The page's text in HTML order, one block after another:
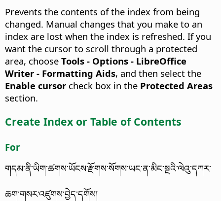
Prevents the contents of the index from being
changed. Manual changes that you make to an
index are lost when the index is refreshed. If you
want the cursor to scroll through a protected
area, choose Tools - Options - LibreOffice
Writer - Formatting Aids, and then select the
Enable cursor check box in the Protected Areas
section.
Create Index or Table of Contents
For
གདམ་ནི་ཡིག་ཚགས་ཡོངས་རྫོགས་སོགས་ཡང་ན་མིང་སྔའི་ལེའུ་དཀར་
ཆག་གསར་འཛུགས་བྱེད་དགོས།